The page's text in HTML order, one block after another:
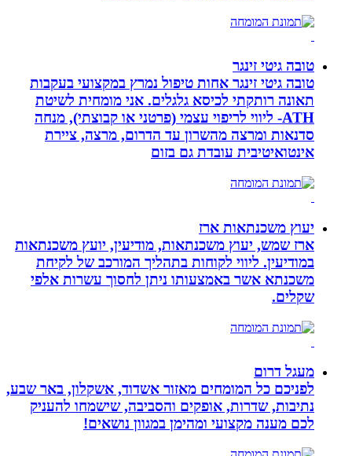
טובה גיטי זינגר
טובה גיטי זינגר אחות טיפול נמרץ במקצועי בעקבות
תאונה רותקתי לכיסא גלגלים. אני מומחית לשיטת
ATH- ליווי לריפוי עצמי (פרטני או קבוצתי), מנחה
סדנאות ומרצה מהשרון עד הדרום, מרצה, ציירת
אינטואיטיבית עובדת גם בזום
יעוץ משכנתאות ארז
ארז שמש, יעוץ משכנתאות, מודיעין, יועץ משכנתאות
במודיעין. ליווי לקוחות בתהליך המורכב של לקיחת
משכנתא אשר באמצעותו ניתן לחסוך עשרות אלפי
שקלים.
מעגל דרום
לפניכם כל המומחים מאזור אשדוד, אשקלון, באר שבע,
נתיבות, שדרות, אופקים והסביבה, שישמחו להעניק
לכם מענה מקצועי ומהימן במגוון נושאים!